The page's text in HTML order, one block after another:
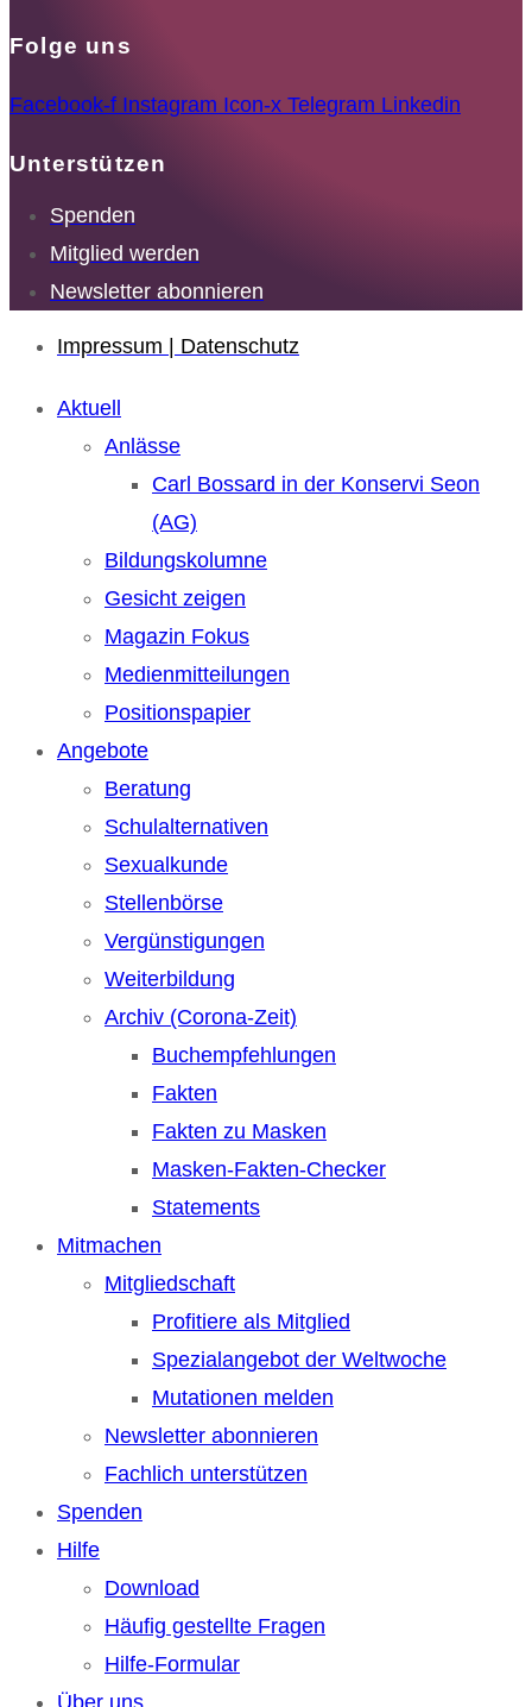
Folge uns
Facebook-f Instagram Icon-x Telegram Linkedin
Unterstützen
Spenden
Mitglied werden
Newsletter abonnieren
Impressum | Datenschutz
Aktuell
Anlässe
Carl Bossard in der Konservi Seon
(AG)
Bildungskolumne
Gesicht zeigen
Magazin Fokus
Medienmitteilungen
Positionspapier
Angebote
Beratung
Schulalternativen
Sexualkunde
Stellenbörse
Vergünstigungen
Weiterbildung
Archiv (Corona-Zeit)
Buchempfehlungen
Fakten
Fakten zu Masken
Masken-Fakten-Checker
Statements
Mitmachen
Mitgliedschaft
Profitiere als Mitglied
Spezialangebot der Weltwoche
Mutationen melden
Newsletter abonnieren
Fachlich unterstützen
Spenden
Hilfe
Download
Häufig gestellte Fragen
Hilfe-Formular
Über uns